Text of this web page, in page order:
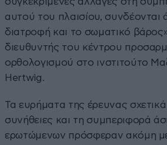
αυτού του πλαισίου, συνδέονται
διατροφή και το σωματικό
διευθυντής του κέντρου
ορθολογισμού στο ινστιτούτο
Hertwig.
Τα ευρήματα της έρευνας σχετικά
συνήθειες και τη συμπεριφορά
ερωτώμενων πρόσφεραν ακόμη